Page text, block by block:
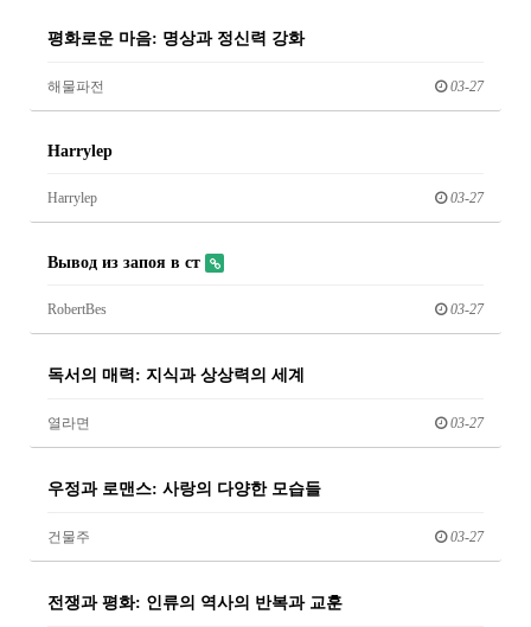
평화로운 마음: 명상과 정신력 강화
해물파전 03-27
Harrylep
Harrylep 03-27
Вывод из запоя в ст
RobertBes 03-27
독서의 매력: 지식과 상상력의 세계
열라면 03-27
우정과 로맨스: 사랑의 다양한 모습들
건물주 03-27
전쟁과 평화: 인류의 역사의 반복과 교훈